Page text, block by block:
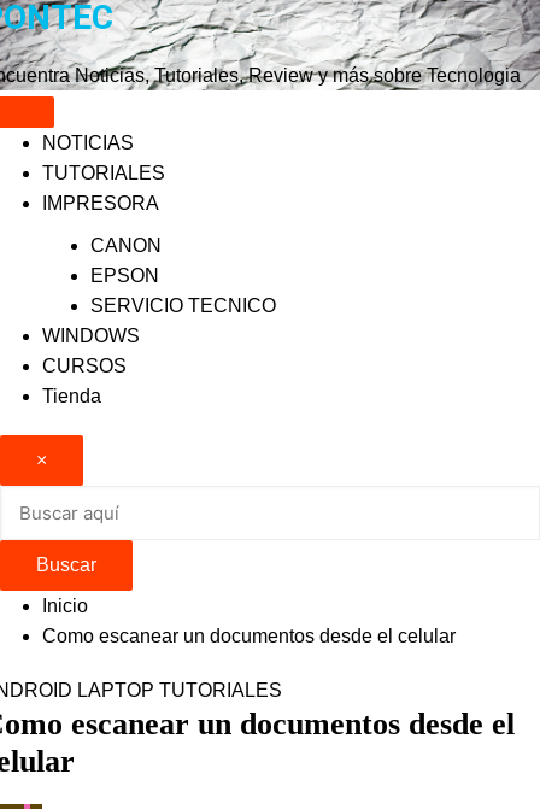
Saltar
al
contenidoNoticias, Tutoriales, Review y más sobre Tecnologia
NOTICIAS
TUTORIALES
IMPRESORA
CANON
EPSON
SERVICIO TECNICO
WINDOWS
CURSOS
Tienda
×
Buscar
Inicio
Como escanear un documentos desde el celular
LAPTOP TUTORIALES
escanear un documentos desde el